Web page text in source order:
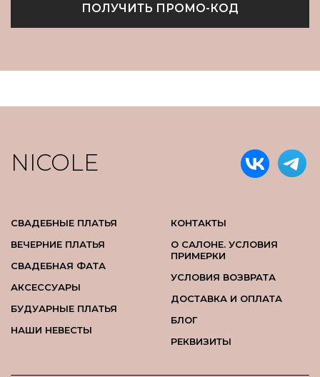
ПОЛУЧИТЬ ПРОМО-КОД
NICOLE
СВАДЕБНЫЕ ПЛАТЬЯ
ВЕЧЕРНИЕ ПЛАТЬЯ
СВАДЕБНАЯ ФАТА
АКСЕССУАРЫ
БУДУАРНЫЕ ПЛАТЬЯ
НАШИ НЕВЕСТЫ
КОНТАКТЫ
О САЛОНЕ. УСЛОВИЯ
ПРИМЕРКИ
УСЛОВИЯ ВОЗВРАТА
ДОСТАВКА И ОПЛАТА
БЛОГ
РЕКВИЗИТЫ